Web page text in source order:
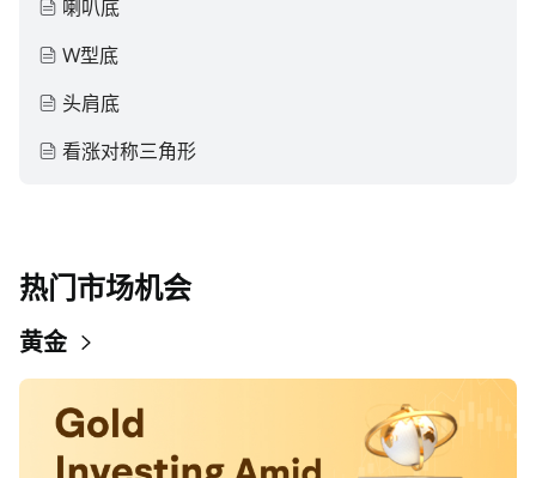
喇叭底
W型底
头肩底
看涨对称三角形
热门市场机会
黄金